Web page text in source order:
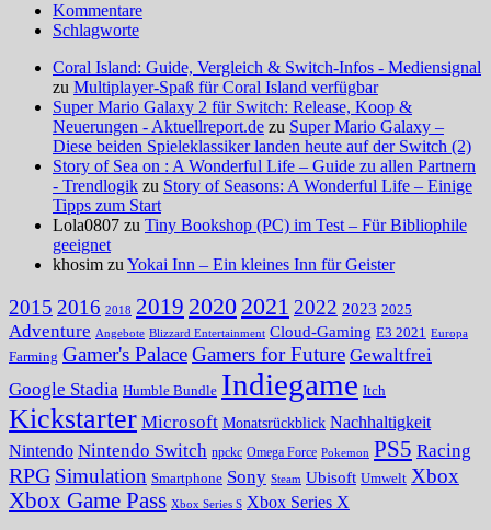
Kommentare
Schlagworte
Coral Island: Guide, Vergleich & Switch-Infos - Mediensignal
zu Multiplayer-Spaß für Coral Island verfügbar
Super Mario Galaxy 2 für Switch: Release, Koop &
Neuerungen - Aktuellreport.de zu Super Mario Galaxy –
Diese beiden Spieleklassiker landen heute auf der Switch (2)
Story of Sea on : A Wonderful Life – Guide zu allen Partnern
- Trendlogik zu Story of Seasons: A Wonderful Life – Einige
Tipps zum Start
Lola0807 zu Tiny Bookshop (PC) im Test – Für Bibliophile
geeignet
khosim zuYokai Inn – Ein kleines Inn für Geister
2015 2016 2018 2019 2020 2021 2022 2023 2025
Adventure Angebote Blizzard Entertainment Cloud-Gaming E3 2021 Europa
Farming Gamer's PalaceGamers for Future Gewaltfrei
Google Stadia Humble Bundle Indiegame Itch
Kickstarter Microsoft Monatsrückblick Nachhaltigkeit
Nintendo Nintendo Switch npckc Omega Force Pokemon PS5 Racing
RPG Simulation Smartphone Sony Steam Ubisoft Umwelt Xbox
Xbox Game Pass Xbox Series S Xbox Series X